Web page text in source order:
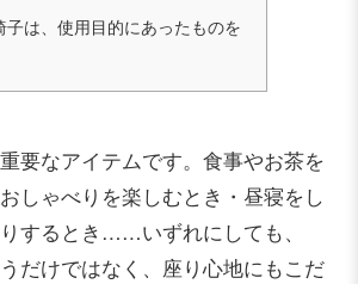
子は、使用目的にあったものを
要なアイテムです。食事やお茶を
しゃべりを楽しむとき・昼寝をし
するとき……いずれにしても、
だけではなく、座り心地にもこだ